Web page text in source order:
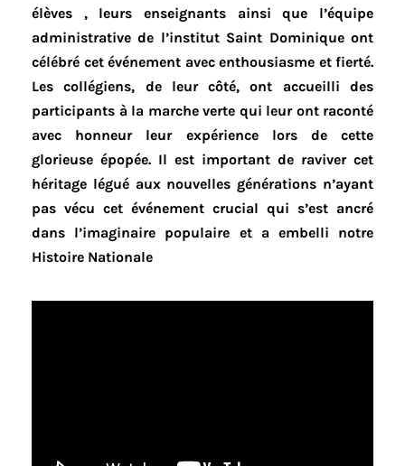
élèves , leurs enseignants ainsi que l’équipe
administrative de l’institut Saint Dominique ont
célébré cet événement avec enthousiasme et fierté.
Les collégiens, de leur côté, ont accueilli des
participants à la marche verte qui leur ont raconté
avec honneur leur expérience lors de cette
glorieuse épopée. Il est important de raviver cet
héritage légué aux nouvelles générations n’ayant
pas vécu cet événement crucial qui s’est ancré
dans l’imaginaire populaire et a embelli notre
Histoire Nationale